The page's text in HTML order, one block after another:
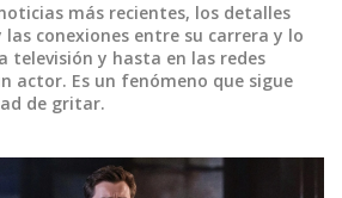
más recientes, los detalles
conexiones entre su carrera y lo
televisión y hasta en las redes
actor. Es un fenómeno que sigue
de gritar.